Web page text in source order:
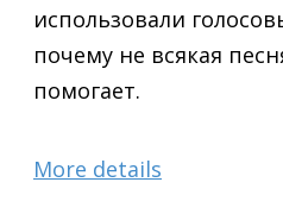
использовали
почему не всякая
помогает.
More details